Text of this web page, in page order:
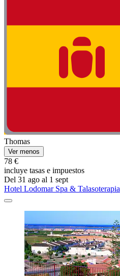
Thomas
Ver menos
78 €
incluye tasas e impuestos
Del 31 ago al 1 sept
Hotel Lodomar Spa & Talasoterapia